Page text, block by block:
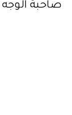
صاحبة الوجه